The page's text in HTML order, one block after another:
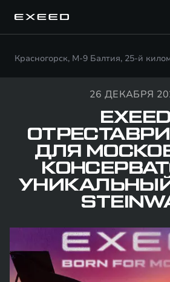
Красногорск, М-9 Балтия, 25-й
26 ДЕКАБРЯ
EXEED
ДЛЯ